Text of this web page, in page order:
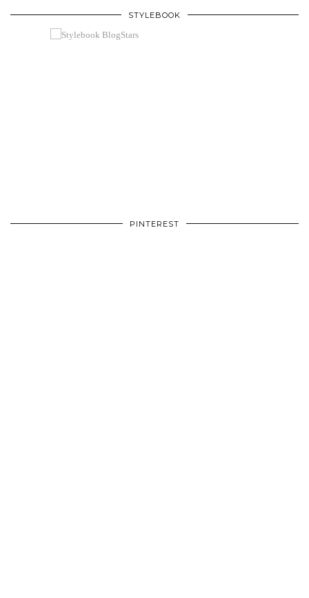
STYLEBOOK
PINTEREST